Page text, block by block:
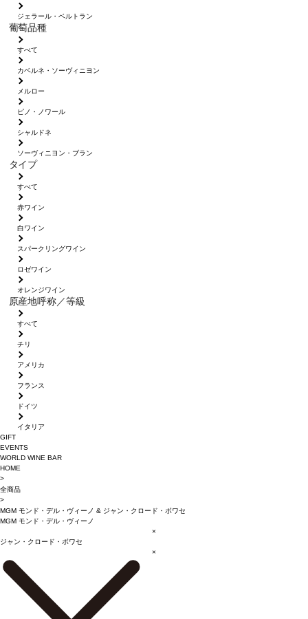
ジェラール・ベルトラン
葡萄品種
すべて
カベルネ・ソーヴィニヨン
メルロー
ピノ・ノワール
シャルドネ
ソーヴィニヨン・ブラン
タイプ
すべて
赤ワイン
白ワイン
スパークリングワイン
ロゼワイン
オレンジワイン
原産地呼称／等級
すべて
チリ
アメリカ
フランス
ドイツ
イタリア
GIFT
EVENTS
WORLD WINE BAR
HOME
>
全商品
>
MGM モンド・デル・ヴィーノ & ジャン・クロード・ボワセ
MGM モンド・デル・ヴィーノ
×
ジャン・クロード・ボワセ
×